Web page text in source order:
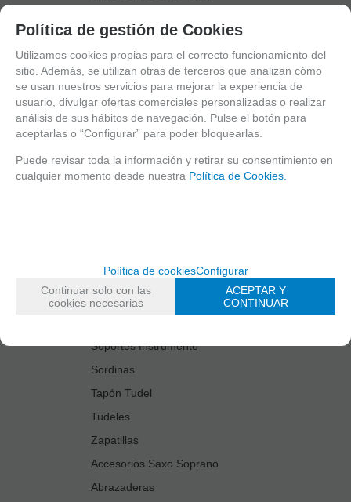
Boquillas
Boquilleros
Cañas
Cortacañas
Deflector Saxo Tenor
Estuches Guardacañas
Limpiadores
Protectores Boquilla
Soportes Instrumento
Sordinas
Tapón Tudel
Tudeles
Zapatillas
Accesorios Saxo Soprano
Abrazaderas
Política de gestión de Cookies
Utilizamos cookies propias para el correcto funcionamiento del
sitio. Además, se utilizan otras de terceros que analizan cómo
se usan nuestros servicios para mejorar la experiencia de
usuario, divulgar ofertas comerciales personalizadas o realizar
análisis de sus hábitos de navegación. Pulse el botón para
aceptarlas o “Configurar” para poder bloquearlas.
Puede revisar toda la información y retirar su consentimiento en
cualquier momento desde nuestra Política de Cookies.
Política de cookiesConfigurar
Continuar solo con las
cookies necesarias
ACEPTAR Y
CONTINUAR